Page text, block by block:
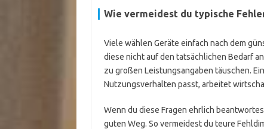
Wie vermeidest du typische
Viele wählen Geräte einfach nach dem
diese nicht auf den tatsächlichen Bedarf
zu großen Leistungsangaben täuschen.
Nutzungsverhalten passt, arbeitet
Wenn du diese Fragen ehrlich
guten Weg. So vermeidest du teure